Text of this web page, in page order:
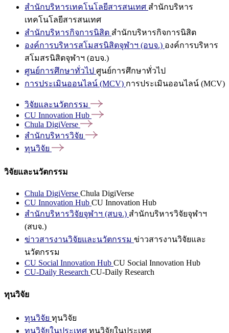
สำนักบริหารเทคโนโลยีสารสนเทศ สำนักบริหาร
เทคโนโลยีสารสนเทศ
สำนักบริหารกิจการนิสิต สำนักบริหารกิจการนิสิต
องค์การบริหารสโมสรนิสิตจุฬาฯ (อบจ.) องค์การบริหาร
สโมสรนิสิตจุฬาฯ (อบจ.)
ศูนย์การศึกษาทั่วไป ศูนย์การศึกษาทั่วไป
การประเมินออนไลน์ (MCV) การประเมินออนไลน์ (MCV)
วิจัยและนวัตกรรม
CU Innovation Hub
Chula DigiVerse
สำนักบริหารวิจัย
ทุนวิจัย
วิจัยและนวัตกรรม
Chula DigiVerse Chula DigiVerse
CU Innovation Hub CU Innovation Hub
สำนักบริหารวิจัยจุฬาฯ (สบจ.) สำนักบริหารวิจัยจุฬาฯ
(สบจ.)
ข่าวสารงานวิจัยและนวัตกรรม ข่าวสารงานวิจัยและ
นวัตกรรม
CU Social Innovation Hub CU Social Innovation Hub
CU-Daily Research CU-Daily Research
ทุนวิจัย
ทุนวิจัย ทุนวิจัย
ทุนวิจัยในประเทศ ทุนวิจัยในประเทศ